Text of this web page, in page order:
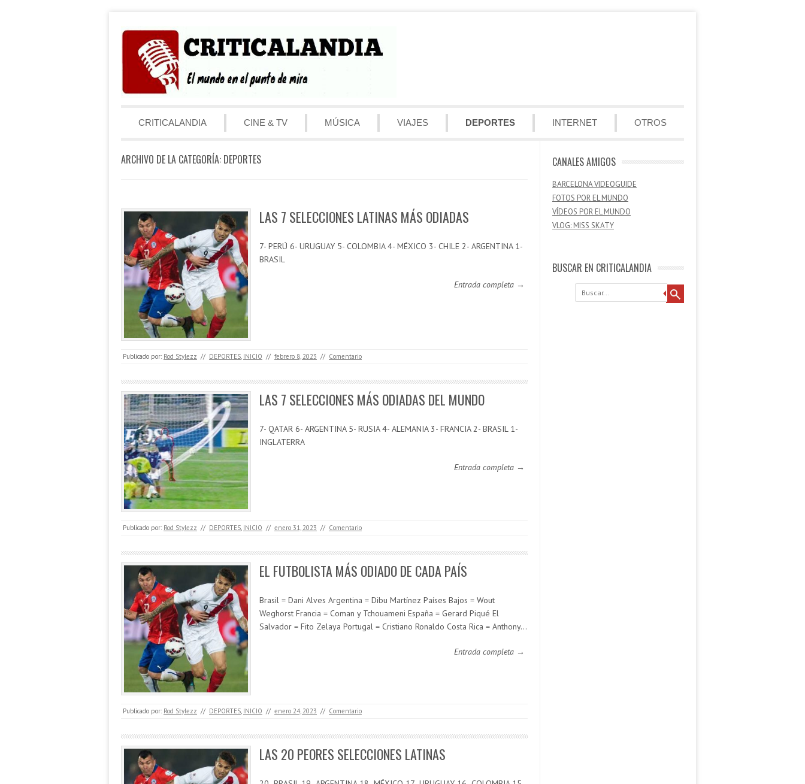
Menú
CRITICALANDIA
CINE & TV MÚSICA VIAJES DEPORTES INTERNET OTROS
ARCHIVO DE LA CATEGORÍA: DEPORTES
LAS 7 SELECCIONES LATINAS MÁS ODIADAS
7- PERÚ 6- URUGUAY 5- COLOMBIA 4- MÉXICO 3- CHILE 2- ARGENTINA 1-
BRASIL
Entrada completa →
Publicado por: Rod Stylezz // DEPORTES, INICIO // febrero 8, 2023 // Comentario
LAS 7 SELECCIONES MÁS ODIADAS DEL MUNDO
7- QATAR 6- ARGENTINA 5- RUSIA 4- ALEMANIA 3- FRANCIA 2- BRASIL 1-
INGLATERRA
Entrada completa →
Publicado por: Rod Stylezz // DEPORTES, INICIO // enero 31, 2023 // Comentario
EL FUTBOLISTA MÁS ODIADO DE CADA PAÍS
Brasil = Dani Alves Argentina = Dibu Martínez Países Bajos = Wout
Weghorst Francia = Coman y Tchouameni España = Gerard Piqué El
Salvador = Fito Zelaya Portugal = Cristiano Ronaldo Costa Rica = Anthony…
Entrada completa →
Publicado por: Rod Stylezz // DEPORTES INICIO // enero 24, 2023 // Comentario
LAS 20 PEORES SELECCIONES LATINAS
CANALES AMIGOS
BARCELONA VIDEOGUIDE
FOTOS POR EL MUNDO
VÍDEOS POR EL MUNDO
VLOG: MISS SKATY
BUSCAR EN CRITICALANDIA
Buscar